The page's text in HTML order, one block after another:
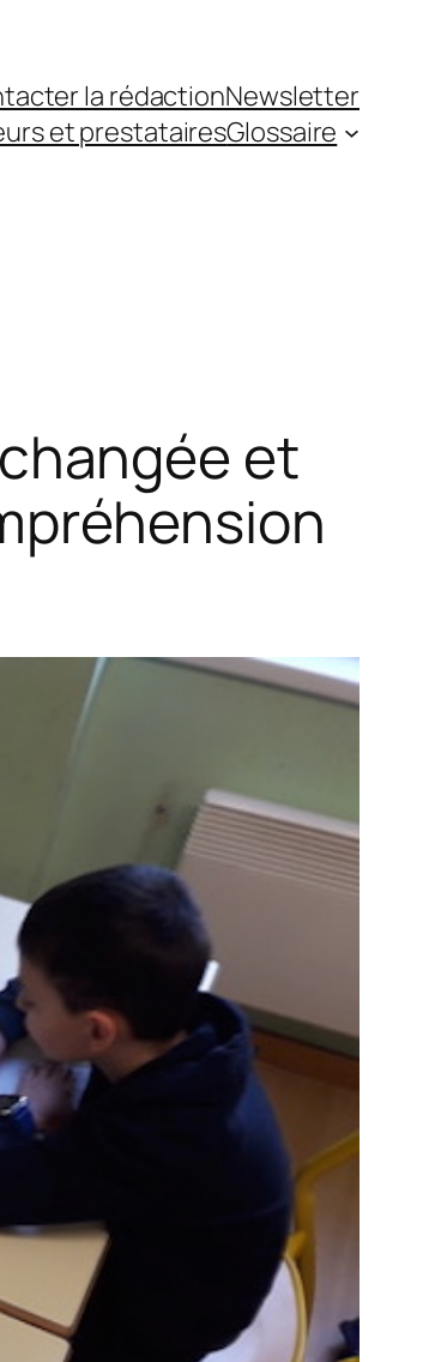
la rédactionNewsletter
et prestatairesGlossaire
et